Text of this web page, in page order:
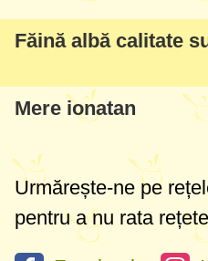
Făină albă calitate
Mere ionatan
Urmărește-ne pe
pentru a nu rata